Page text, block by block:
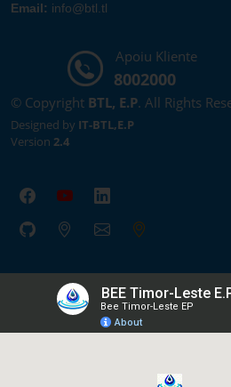
Email: info@btl.tl
Apoiu Kliente
8002000
© Copyright BTL, E.P. All Rights
Designed by IT-BTL,E.P
Version 2.4